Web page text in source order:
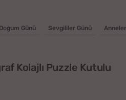
Doğum Günü Sevgililer Günü
Kolajlı Puzzle Kutulu